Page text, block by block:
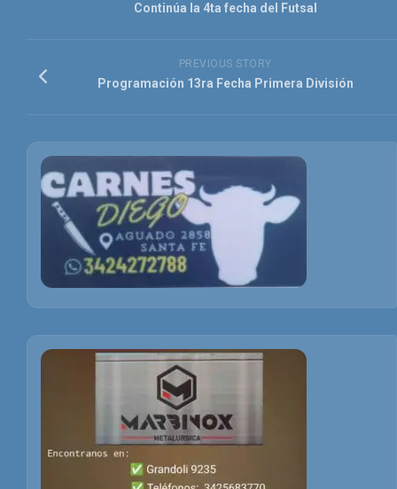
Continúa la 4ta fecha del Futsal
PREVIOUS STORY
Programación 13ra Fecha Primera División